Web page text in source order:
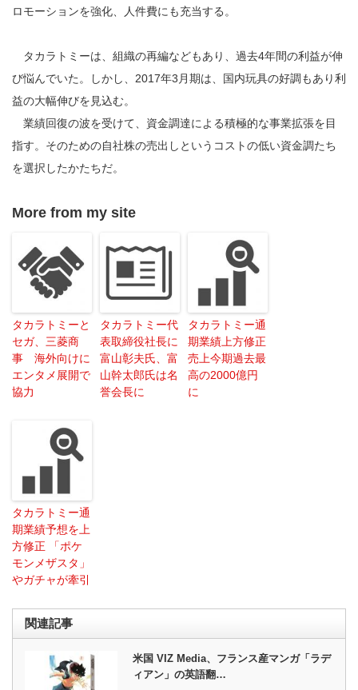
ロモーションを強化、人件費にも充当する。
タカラトミーは、組織の再編などもあり、過去4年間の利益が伸
び悩んでいた。しかし、2017年3月期は、国内玩具の好調もあり利
益の大幅伸びを見込む。
業績回復の波を受けて、資金調達による積極的な事業拡張を目
指す。そのための自社株の売出しというコストの低い資金調たち
を選択したかたちだ。
More from my site
タカラトミーと
セガ、三菱商
事 海外向けに
エンタメ展開で
協力
タカラトミー代
表取締役社長に
富山彰夫氏、富
山幹太郎氏は名
誉会長に
タカラトミー通
期業績上方修正
売上今期過去最
高の2000億円
に
タカラトミー通
期業績予想を上
方修正 「ポケ
モンメザスタ」
やガチャが牽引
関連記事
米国 VIZ Media、フランス産マンガ「ラデ
ィアン」の英語翻…